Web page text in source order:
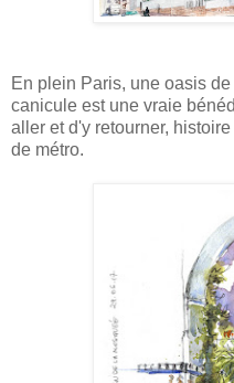
En plein Paris, une oasis
canicule est une vraie
aller et d'y retourner,
de métro.